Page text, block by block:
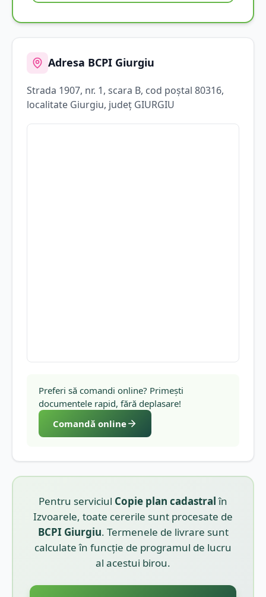
Adresa BCPI Giurgiu
Strada 1907, nr. 1, scara B, cod poștal 80316,
localitate Giurgiu, județ GIURGIU
Preferi să comandi online? Primești
documentele rapid, fără deplasare!
Comandă online
Pentru serviciul Copie plan cadastralîn
Izvoarele, toate cererile sunt procesate de
BCPI Giurgiu. Termenele de livrare sunt
calculate în funcție de programul de lucru
al acestui birou.